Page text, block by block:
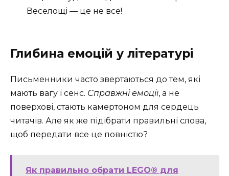
Веселощі — це не все!
Глибина емоцій у літературі
Письменники часто звертаються до тем, які
мають вагу і сенс. Справжні емоції, а не
поверхові, стають камертоном для сердець
читачів. Але як же підібрати правильні слова,
щоб передати все це повністю?
Як правильно обрати LEGO® для